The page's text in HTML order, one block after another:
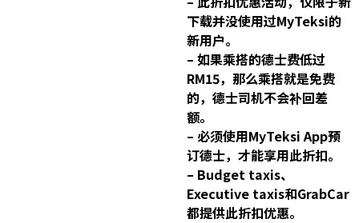
下载并没使用过MyTeksi的
新用户。
– 如果乘搭的德士费低过
RM15，那么乘搭就是免费
的，德士司机不会补回差
额。
– 必须使用MyTeksi App预
订德士，才能享用此折扣。
– Budget taxis、
Executive taxis和GrabCar
都提供此折扣优惠。